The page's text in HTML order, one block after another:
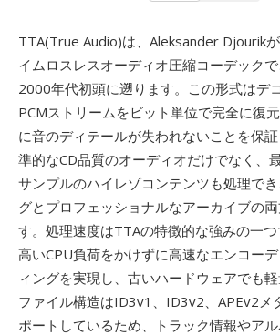
TTA(True Audio)は、Aleksander Djourik
イムロスレスオーディオ圧縮コーデック
2000年代初頭に遡ります。この形式はデ
PCMストリームをビット単位で完全に復
に音のディテールが失われないことを保
準的なCD品質のオーディオだけでなく、
サンプルのハイレゾコンテンツも処理で
グとプロフェッショナルなアーカイブの
す。処理速度はTTAの特徴的な強みの一
高いCPU負荷をかけずに高速なエンコー
ィングを実現し、古いハードウェアでも軽
ファイル構造はID3v1、ID3v2、APEv2メ
ポートしているため、トラック情報やア